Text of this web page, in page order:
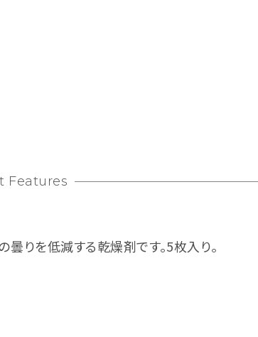
Features
りを低減する乾燥剤です。5枚入り。